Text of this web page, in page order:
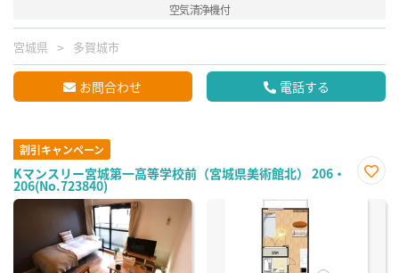
空気清浄機付
宮城県 多賀城市
お問合わせ 電話する
割引キャンペーン
Kマンスリー宮城第一高等学校前（宮城県美術館北） 206・
206(No.723840)
に入